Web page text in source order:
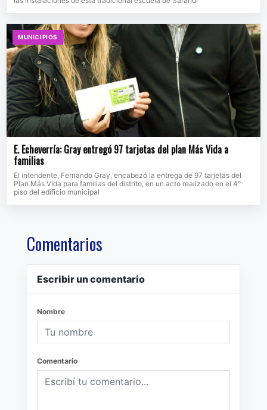
MUNICIPIOS
E. Echeverría: Gray entregó 97 tarjetas del plan Más Vida a
familias
El intendente, Fernando Gray, encabezó la entrega de 97 tarjetas del
Plan Más Vida para familias del distrito, en un acto realizado en el 4°
piso del edificio municipal
Comentarios
Escribir un comentario
Nombre
Comentario